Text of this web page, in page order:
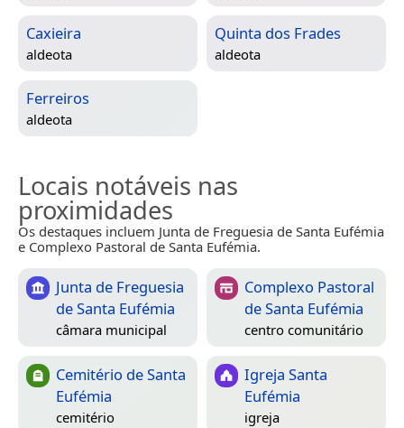
Caxieira
aldeota
Quinta dos Frades
aldeota
Ferreiros
aldeota
Locais notáveis nas
proximidades
Os destaques incluem Junta de Freguesia de Santa Eufémia
e Complexo Pastoral de Santa Eufémia.
Junta de Freguesia
de Santa Eufémia
câmara municipal
Complexo Pastoral
de Santa Eufémia
centro comunitário
Cemitério de Santa
Eufémia
cemitério
Igreja Santa
Eufémia
igreja